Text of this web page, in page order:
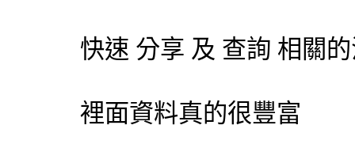
快速 分享 及 查詢 相關
裡面資料真的很豐富